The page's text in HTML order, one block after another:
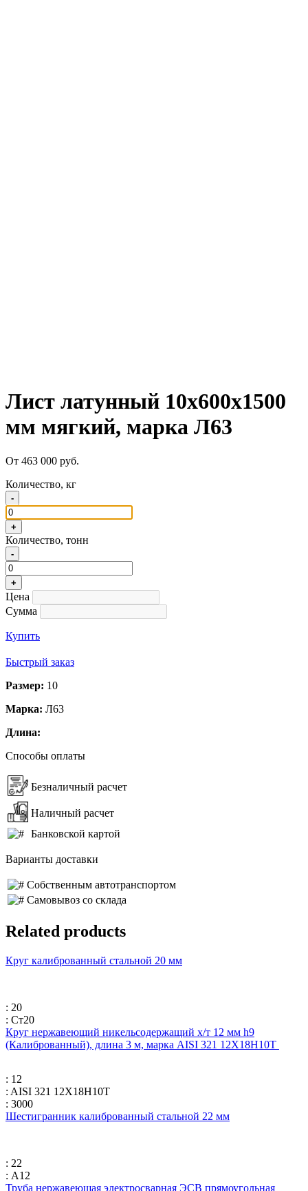
Лист латунный 10х600х1500
мм мягкий, марка Л63
От 463 000 руб.
Количество, кг
-
+
Количество, тонн
-
+
Цена
Сумма
Купить
Быстрый заказ
Размер: 10
Марка: Л63
Длина:
Способы оплаты
Безналичный расчет
Наличный расчет
Банковской картой
Варианты доставки
Собственным автотранспортом
Самовывоз со склада
Related products
Круг калиброванный стальной 20 мм
: 20
: Ст20
Круг нержавеющий никельсодержащий х/т 12 мм h9
(Калиброванный), длина 3 м, марка AISI 321 12Х18Н10Т
: 12
: AISI 321 12Х18Н10Т
: 3000
Шестигранник калиброванный стальной 22 мм
: 22
: А12
Труба нержавеющая электросварная ЭСВ прямоугольная